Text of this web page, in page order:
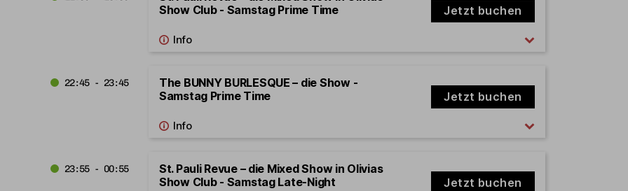
Show Club - Samstag Prime Time
Jetzt buchen
22:45 - 23:45
The BUNNY BURLESQUE – die Show -
Samstag Prime Time
Jetzt buchen
23:55 - 00:55
St. Pauli Revue – die Mixed Show in Olivias
Show Club - Samstag Late-Night
Jetzt buchen